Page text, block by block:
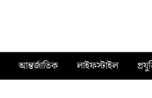
আন্তর্জাতিক লাইফস্টাইল